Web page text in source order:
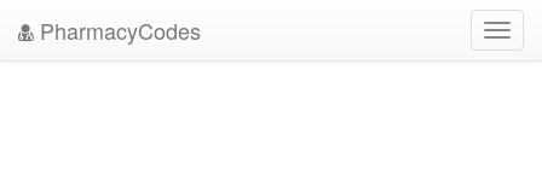
PharmacyCodes